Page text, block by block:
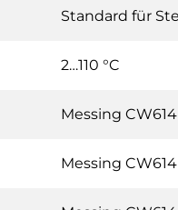
Standard für
2…110 °C
Messing
Messing